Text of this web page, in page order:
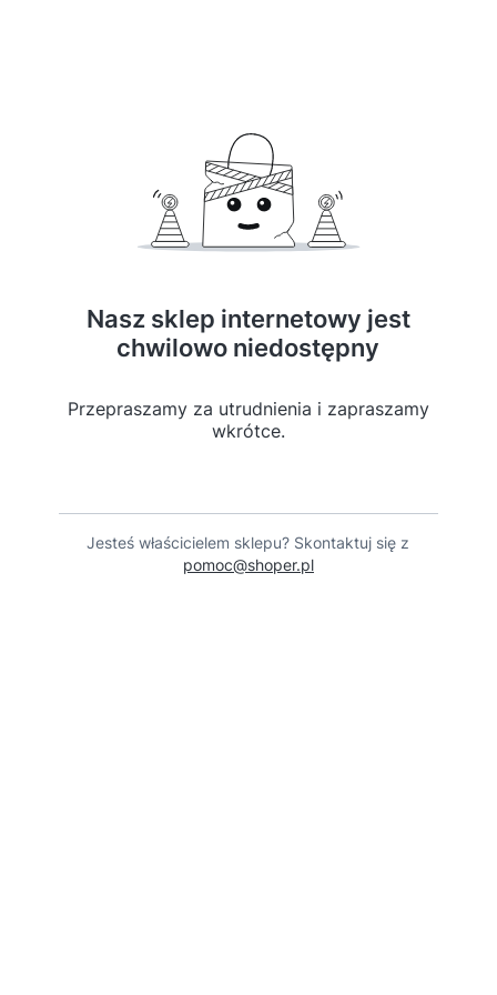
Nasz sklep internetowy jest
chwilowo niedostępny
Przepraszamy za utrudnienia i zapraszamy
wkrótce.
Jesteś właścicielem sklepu? Skontaktuj się z
pomoc@shoper.pl